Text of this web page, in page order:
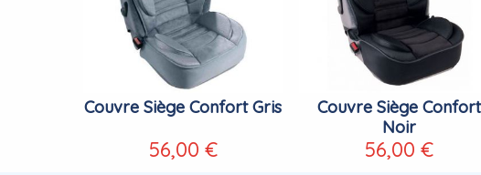
Couvre Siège Confort Gris
56,00 €
Couvre Siège Confort
Noir
56,00 €